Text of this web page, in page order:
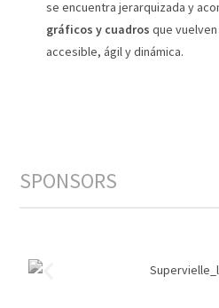
se encuentra jerarquizada y
gráficos y cuadros que
accesible, ágil y dinámica.
SPONSORS